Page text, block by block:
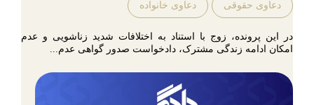
دعاوی حقوقی دعاوی خانواده
در این پرونده، زوج با استناد به اختلافات شدید زناشویی و عدم
امکان ادامه زندگی مشترک، دادخواست صدور گواهی عدم...